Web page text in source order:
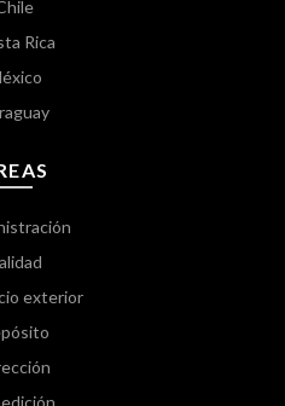
Rica
exterior